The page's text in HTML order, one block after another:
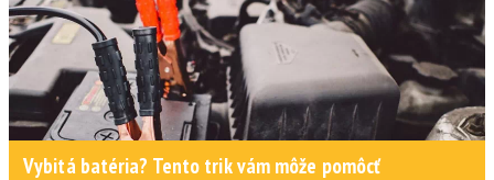
Vybitá batéria? Tento trik vám môže pomôcť